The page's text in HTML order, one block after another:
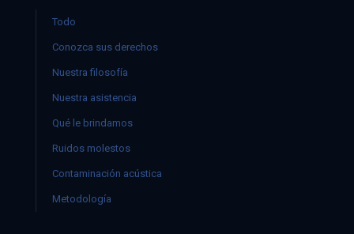
Todo
Conozca sus derechos
Nuestra filosofía
Nuestra asistencia
Qué le brindamos
Ruidos molestos
Contaminación acústica
Metodología